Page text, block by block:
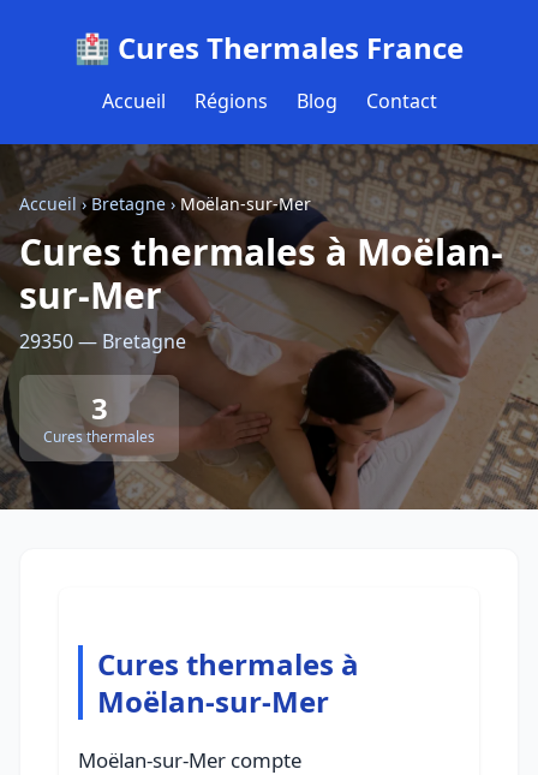
🏥 Cures Thermales France
Accueil Régions Blog Contact
Accueil ›Bretagne ›Moëlan-sur-Mer
Cures thermales à Moëlan-
sur-Mer
29350 — Bretagne
3
Cures thermales
Cures thermales à
Moëlan-sur-Mer
Moëlan-sur-Mer compte